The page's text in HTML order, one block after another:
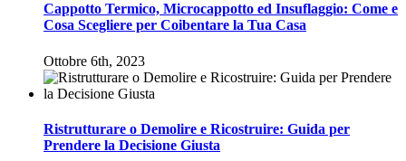
Cappotto Termico, Microcappotto ed Insuflaggio: Come e
Cosa Scegliere per Coibentare la Tua Casa
Ottobre 6th, 2023
Ristrutturare o Demolire e Ricostruire: Guida per
Prendere la Decisione Giusta